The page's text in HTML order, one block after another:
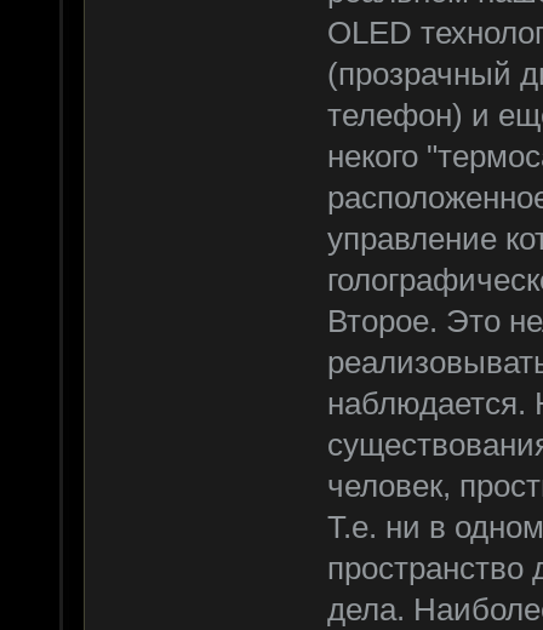
OLED
(прозрачный
телефон) и
некого
управление
Второе. Это
наблюдается.
человек,
Т.е. ни в
пространство
дела.